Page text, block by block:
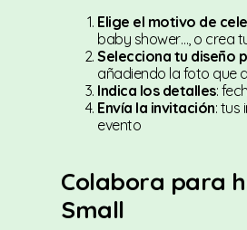
Elige el motivo de
baby shower…, o crea
Selecciona tu diseño
añadiendo la foto que
Indica los detalles:
Envía la invitación: tus
evento
Colabora para
Small